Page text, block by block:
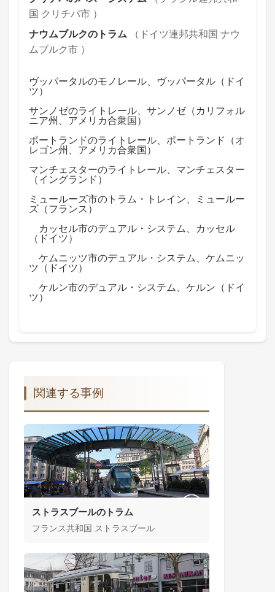
国 クリチバ市 ）
ナウムブルクのトラム
（ドイツ連邦共和国 ナウ
ムブルク市 ）
ヴッパータルのモノレール、ヴッパータル（ドイ
ツ）
サンノゼのライトレール、サンノゼ（カリフォル
ニア州、アメリカ合衆国）
ポートランドのライトレール、ポートランド（オ
レゴン州、アメリカ合衆国）
マンチェスターのライトレール、マンチェスター
（イングランド）
ミュールーズ市のトラム・トレイン、ミュールー
ズ（フランス）
カッセル市のデュアル・システム、カッセル
（ドイツ）
ケムニッツ市のデュアル・システム、ケムニッ
ツ（ドイツ）
ケルン市のデュアル・システム、ケルン（ドイ
ツ）
関連する事例
ストラスブールのトラム
フランス共和国 ストラスブール